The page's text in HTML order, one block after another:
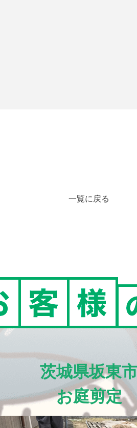
一覧に戻る
茨城県坂東
お庭剪定